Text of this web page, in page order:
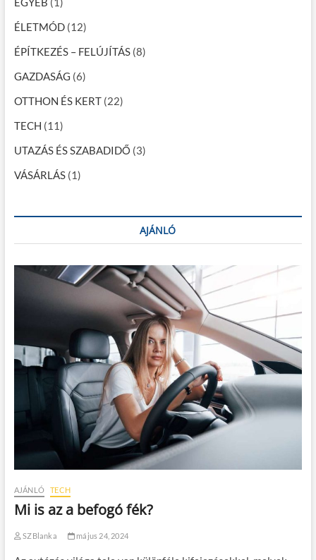
á
c
i
ó
ÉLETMÓD(12)
ÉPÍTKEZÉS – FELÚJÍTÁS(8)
GAZDASÁG (6)
OTTHON ÉS KERT(22)
TECH (11)
UTAZÁS ÉS SZABADIDŐ (3)
VÁSÁRLÁS(1)
AJÁNLÓ
AJÁNLÓ TECH
Mi is az a befogó fék?
SZBlanka május 24, 2024